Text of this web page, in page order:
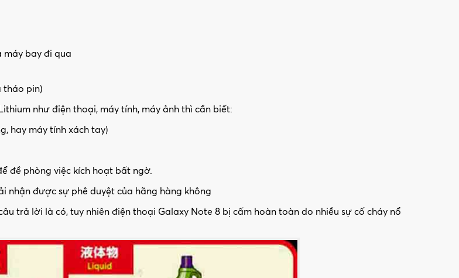
máy bay đi qua
tháo pin)
như điện thoại, máy tính, máy ảnh thì cần biết:
hay máy tính xách tay)
đề phòng việc kích hoạt bất ngờ.
nhận được sự phê duyệt của hãng hàng không
trả lời là có, tuy nhiên điện thoại Galaxy Note 8 bị cấm hoàn toàn do nhiều sự cố cháy nổ